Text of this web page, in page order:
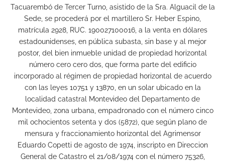
Tacuarembó de Tercer Turno, asistido de la Sra. Alguacil de la
Sede, se procederá por el martillero Sr. Heber Espino,
matrícula 2928, RUC. 190027100016, a la venta en dólares
estadounidenses, en pública subasta, sin base y al mejor
postor, del bien inmueble unidad de propiedad horizontal
número cero cero dos, que forma parte del edificio
incorporado al régimen de propiedad horizontal de acuerdo
con las leyes 10751 y 13870, en un solar ubicado en la
localidad catastral Montevideo del Departamento de
Montevideo, zona urbana, empadronado con el número cinco
mil ochocientos setenta y dos (5872), que según plano de
mensura y fraccionamiento horizontal del Agrimensor
Eduardo Copetti de agosto de 1974, inscripto en Direccion
General de Catastro el 21/08/1974 con el número 75326,